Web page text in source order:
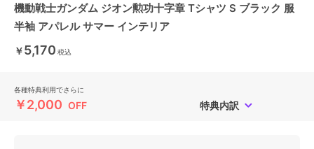
機動戦士ガンダム ジオン勲功十字章 Tシャツ S ブラック 服
半袖 アパレル サマー インテリア
￥5,170 税込
各種特典利用でさらに
￥2,000 OFF 特典内訳